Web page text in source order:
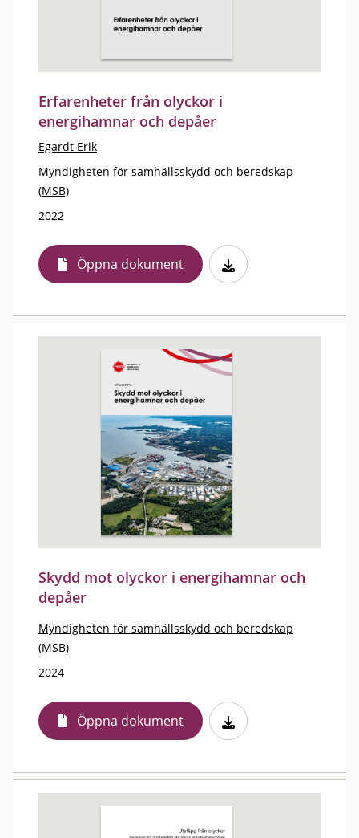
Erfarenheter från olyckor i
energihamnar och depåer
Egardt Erik
Myndigheten för samhällsskydd och beredskap
(MSB)
2022
Öppna dokument
Skydd mot olyckor i energihamnar och
depåer
Myndigheten för samhällsskydd och beredskap
(MSB)
2024
Öppna dokument